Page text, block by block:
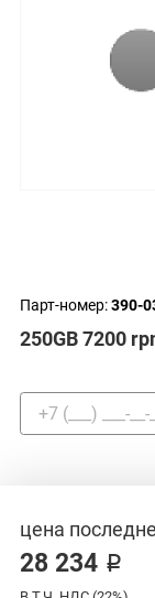
Парт-номер:390-
250GB 7200
цена
28 234 ₽